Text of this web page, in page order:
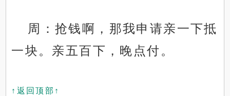
周：抢钱啊，那我申请亲一下抵
一块。亲五百下，晚点付。
↑返回顶部↑